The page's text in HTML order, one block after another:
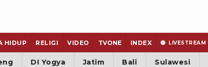
HIDUP RELIGI VIDEO TVONE INDEX LIVESTREAM
DI Yogya Jatim Bali Sulawesi